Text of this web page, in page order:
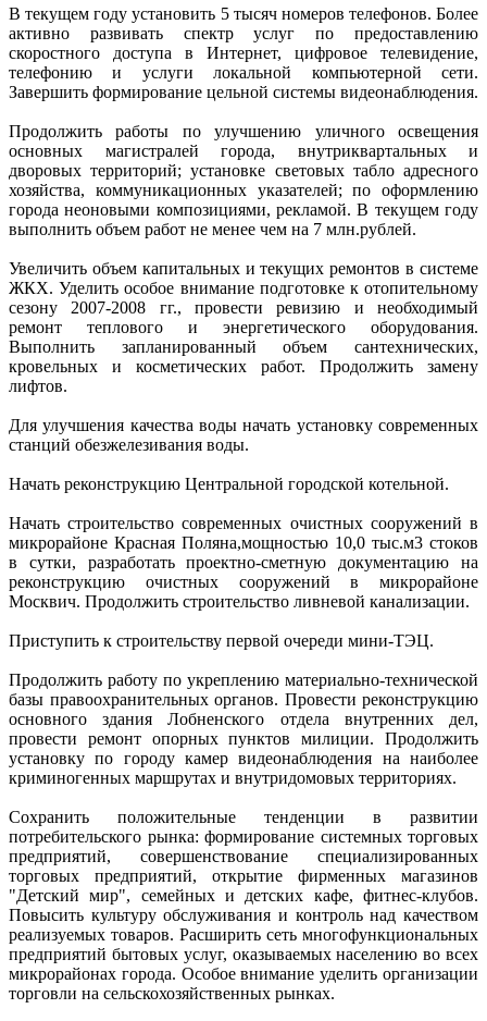
В текущем году установить 5 тысяч номеров телефонов. Более
активно развивать спектр услуг по предоставлению
скоростного доступа в Интернет, цифровое телевидение,
телефонию и услуги локальной компьютерной сети.
Завершить формирование цельной системы видеонаблюдения.
Продолжить работы по улучшению уличного освещения
основных магистралей города, внутриквартальных и
дворовых территорий; установке световых табло адресного
хозяйства, коммуникационных указателей; по оформлению
города неоновыми композициями, рекламой. В текущем году
выполнить объем работ не менее чем на 7 млн.рублей.
Увеличить объем капитальных и текущих ремонтов в системе
ЖКХ. Уделить особое внимание подготовке к отопительному
сезону 2007-2008 гг., провести ревизию и необходимый
ремонт теплового и энергетического оборудования.
Выполнить запланированный объем сантехнических,
кровельных и косметических работ. Продолжить замену
лифтов.
Для улучшения качества воды начать установку современных
станций обезжелезивания воды.
Начать реконструкцию Центральной городской котельной.
Начать строительство современных очистных сооружений в
микрорайоне Красная Поляна,мощностью 10,0 тыс.м3 стоков
в сутки, разработать проектно-сметную документацию на
реконструкцию очистных сооружений в микрорайоне
Москвич. Продолжить строительство ливневой канализации.
Приступить к строительству первой очереди мини-ТЭЦ.
Продолжить работу по укреплению материально-технической
базы правоохранительных органов. Провести реконструкцию
основного здания Лобненского отдела внутренних дел,
провести ремонт опорных пунктов милиции. Продолжить
установку по городу камер видеонаблюдения на наиболее
криминогенных маршрутах и внутридомовых территориях.
Сохранить положительные тенденции в развитии
потребительского рынка: формирование системных торговых
предприятий, совершенствование специализированных
торговых предприятий, открытие фирменных магазинов
"Детский мир", семейных и детских кафе, фитнес-клубов.
Повысить культуру обслуживания и контроль над качеством
реализуемых товаров. Расширить сеть многофункциональных
предприятий бытовых услуг, оказываемых населению во всех
микрорайонах города. Особое внимание уделить организации
торговли на сельскохозяйственных рынках.